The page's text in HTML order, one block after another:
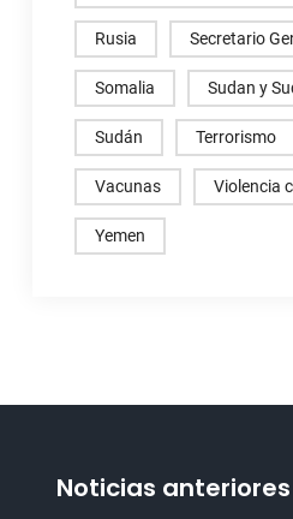
Rusia Secretario
Somalia Sudan y
Sudán Terrorismo
Vacunas Violencia
Yemen
Noticias anteriores